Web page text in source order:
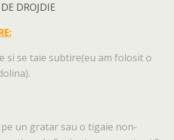
DROJDIE
si se taie subtire(eu am folosit o
pe un gratar sau o tigaie non-